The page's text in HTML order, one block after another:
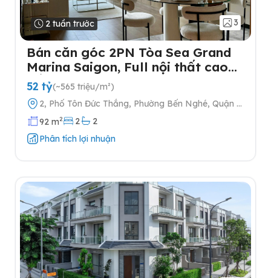
2 tuần trước 3
Bán căn góc 2PN Tòa Sea Grand
Marina Saigon, Full nội thất cao
cấp
52 tỷ(~565 triệu/m²)
2, Phố Tôn Đức Thắng, Phường Bến Nghé, Quận 1,
Thành phố Hồ Chí Minh
92 m2 2
2
Phân tích lợi nhuận